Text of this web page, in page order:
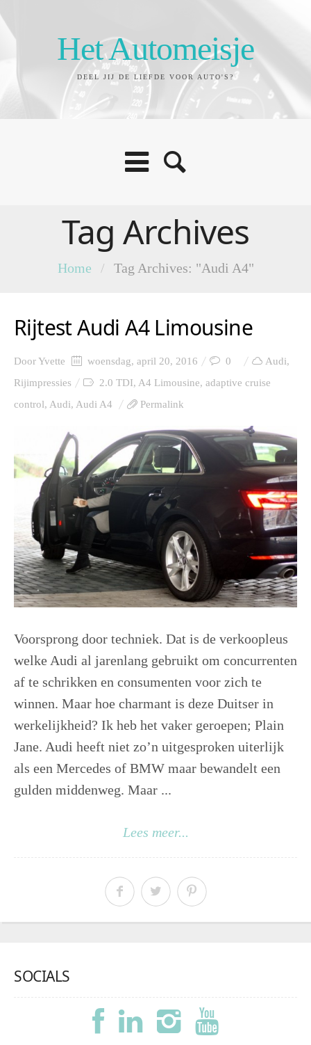
Het Automeisje
DEEL JIJ DE LIEFDE VOOR AUTO'S?
Tag Archives
Home / Tag Archives: "Audi A4"
Rijtest Audi A4 Limousine
DoorYvette woensdag, april 20, 2016 0 Audi,
Rijimpressies
2.0 TDI, A4 Limousine, adaptive cruise
control, Audi, Audi A4 Permalink
Voorsprong door techniek. Dat is de verkoopleus
welke Audi al jarenlang gebruikt om concurrenten
af te schrikken en consumenten voor zich te
winnen. Maar hoe charmant is deze Duitser in
werkelijkheid? Ik heb het vaker geroepen; Plain
Jane. Audi heeft niet zo’n uitgesproken uiterlijk
als een Mercedes of BMW maar bewandelt een
gulden middenweg. Maar ...
Lees meer...
SOCIALS